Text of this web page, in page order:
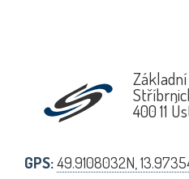
400 11
GPS:49.9108032N,